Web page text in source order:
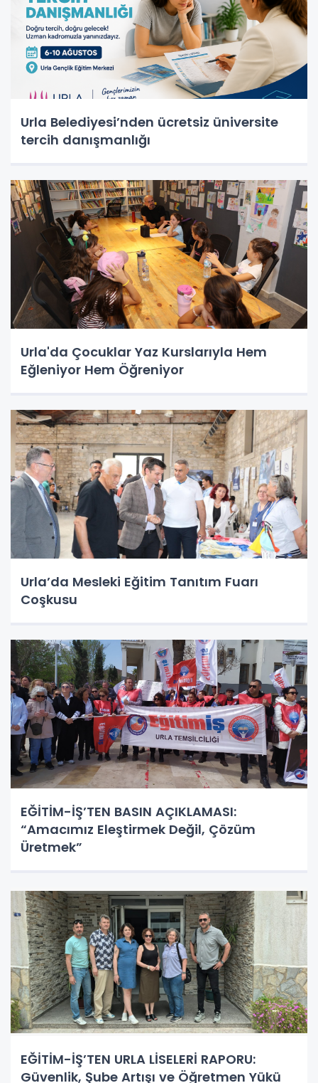
Urla Belediyesi’nden ücretsiz üniversite
tercih danışmanlığı
Urla'da Çocuklar Yaz Kurslarıyla Hem
Eğleniyor Hem Öğreniyor
Urla’da Mesleki Eğitim Tanıtım Fuarı
Coşkusu
EĞİTİM-İŞ’TEN BASIN AÇIKLAMASI:
“Amacımız Eleştirmek Değil, Çözüm
Üretmek”
EĞİTİM-İŞ’TEN URLA LİSELERİ RAPORU:
Güvenlik, Şube Artışı ve Öğretmen Yükü